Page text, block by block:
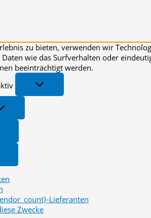
zu bieten, verwenden wir
wie das Surfverhalten oder
beeinträchtigt werden.
Lieferanten
Zwecke